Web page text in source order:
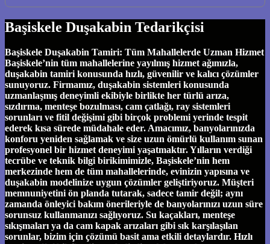
Başiskele Duşakabin Tedarikçisi
Başiskele Duşakabin Tamiri: Tüm Mahallelerde Uzman Hizmet
Başiskele’nin tüm mahallelerine yayılmış hizmet ağımızla,
duşakabin tamiri konusunda hızlı, güvenilir ve kalıcı çözümler
sunuyoruz. Firmamız, duşakabin sistemleri konusunda
uzmanlaşmış deneyimli ekibiyle birlikte her türlü arıza,
sızdırma, menteşe bozulması, cam çatlağı, ray sistemleri
sorunları ve fitil değişimi gibi birçok problemi yerinde tespit
ederek kısa sürede müdahale eder. Amacımız, banyolarınızda
konforu yeniden sağlamak ve size uzun ömürlü kullanım sunan
profesyonel bir hizmet deneyimi yaşatmaktır. Yılların verdiği
tecrübe ve teknik bilgi birikimimizle, Başiskele’nin hem
merkezinde hem de tüm mahallelerinde, evinizin yapısına ve
duşakabin modelinize uygun çözümler geliştiriyoruz. Müşteri
memnuniyetini ön planda tutarak, sadece tamir değil; aynı
zamanda önleyici bakım önerileriyle de banyolarınızı uzun süre
sorunsuz kullanmanızı sağlıyoruz. Su kaçakları, menteşe
sıkışmaları ya da cam kapak arızaları gibi sık karşılaşılan
sorunlar, bizim için çözümü basit ama etkili detaylardır. Hızlı